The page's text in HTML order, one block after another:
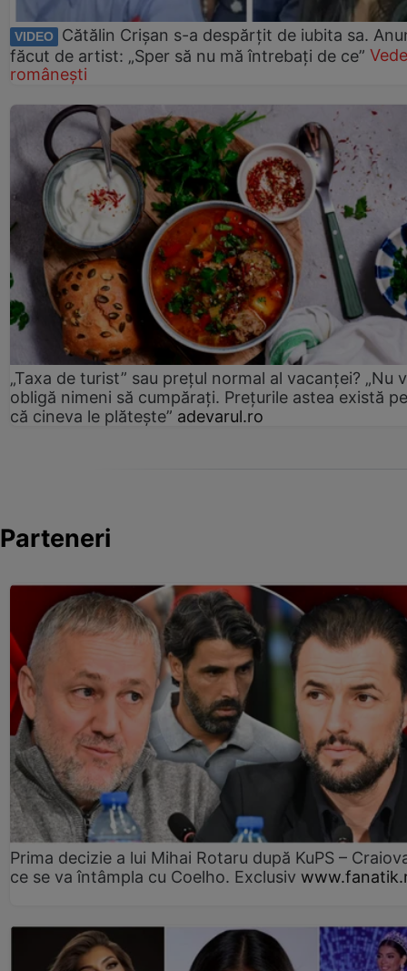
VIDEO
Cătălin Crișan s-a despărțit de iubita sa.
făcut de artist: „Sper să nu mă întrebați de ce”
românești
„Taxa de turist” sau prețul normal al vacanței? „Nu
obligă nimeni să cumpărați. Prețurile astea există
că cineva le plătește” adevarul.ro
Parteneri
Prima decizie a lui Mihai Rotaru după KuPS –
ce se va întâmpla cu Coelho. Exclusiv